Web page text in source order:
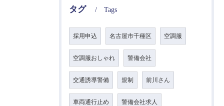
タグ Tags
採用申込 名古屋市千種区 空調服
空調服おしゃれ 警備会社
交通誘導警備 規制 前川さん
車両通行止め 警備会社求人